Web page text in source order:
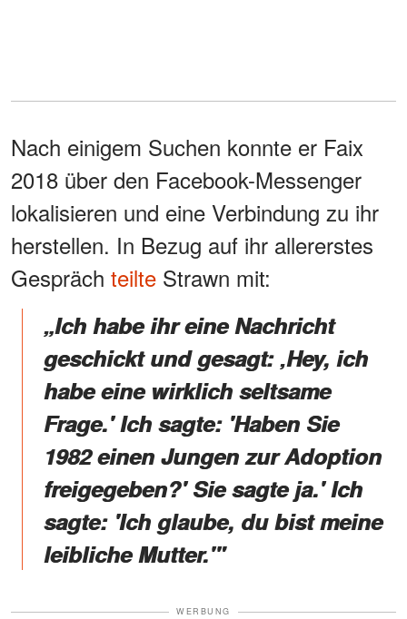
Nach einigem Suchen konnte er Faix
2018 über den Facebook-Messenger
lokalisieren und eine Verbindung zu ihr
herstellen. In Bezug auf ihr allererstes
Gespräch teilte Strawn mit:
„Ich habe ihr eine Nachricht
geschickt und gesagt: ‚Hey, ich
habe eine wirklich seltsame
Frage.' Ich sagte: 'Haben Sie
1982 einen Jungen zur Adoption
freigegeben?' Sie sagte ja.' Ich
sagte: 'Ich glaube, du bist meine
leibliche Mutter.'"
WERBUNG